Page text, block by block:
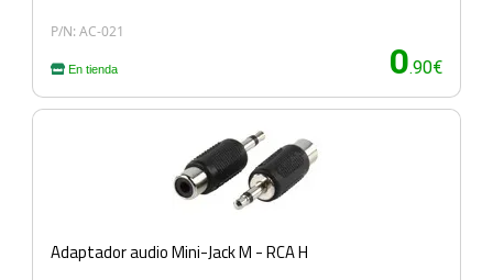
P/N: AC-021
En tienda 0.90€
Adaptador audio Mini-Jack M - RCA H